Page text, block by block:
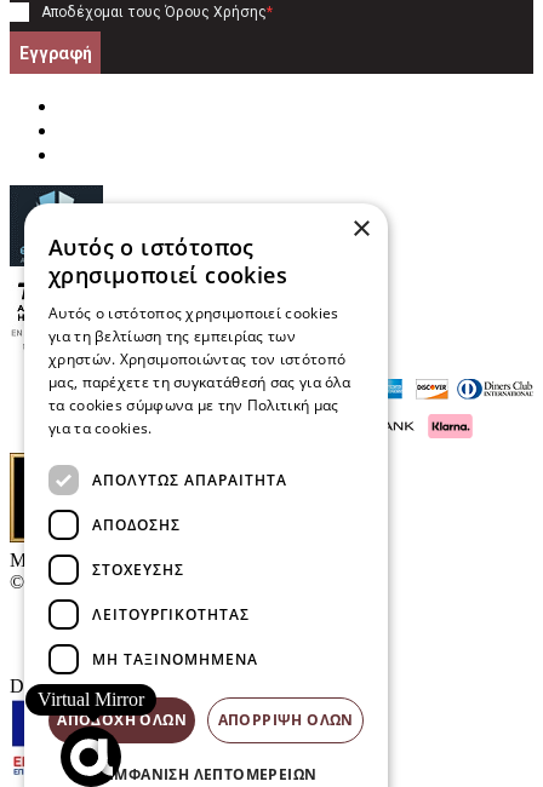
Αποδέχομαι τους Όρους Χρήσης*
Εγγραφή
Μαρκάκης Οπτικά
© 2026
Επικοινωνία
E-Volution Awards
Designed & developed by
Virtual Mirror
×
Αυτός ο ιστότοπος
χρησιμοποιεί cookies
Αυτός ο ιστότοπος χρησιμοποιεί cookies
για τη βελτίωση της εμπειρίας των
χρηστών. Χρησιμοποιώντας τον ιστότοπό
μας, παρέχετε τη συγκατάθεσή σας για όλα
τα cookies σύμφωνα με την Πολιτική μας
για τα cookies.
ΑΠΟΛΎΤΩΣ ΑΠΑΡΑΊΤΗΤΑ
ΑΠΌΔΟΣΗΣ
ΣΤΌΧΕΥΣΗΣ
ΛΕΙΤΟΥΡΓΙΚΌΤΗΤΑΣ
ΜΗ ΤΑΞΙΝΟΜΗΜΈΝΑ
ΑΠΟΔΟΧΉ ΌΛΩΝ ΑΠΌΡΡΙΨΗ ΌΛΩΝ
ΕΜΦΆΝΙΣΗ ΛΕΠΤΟΜΕΡΕΙΏΝ